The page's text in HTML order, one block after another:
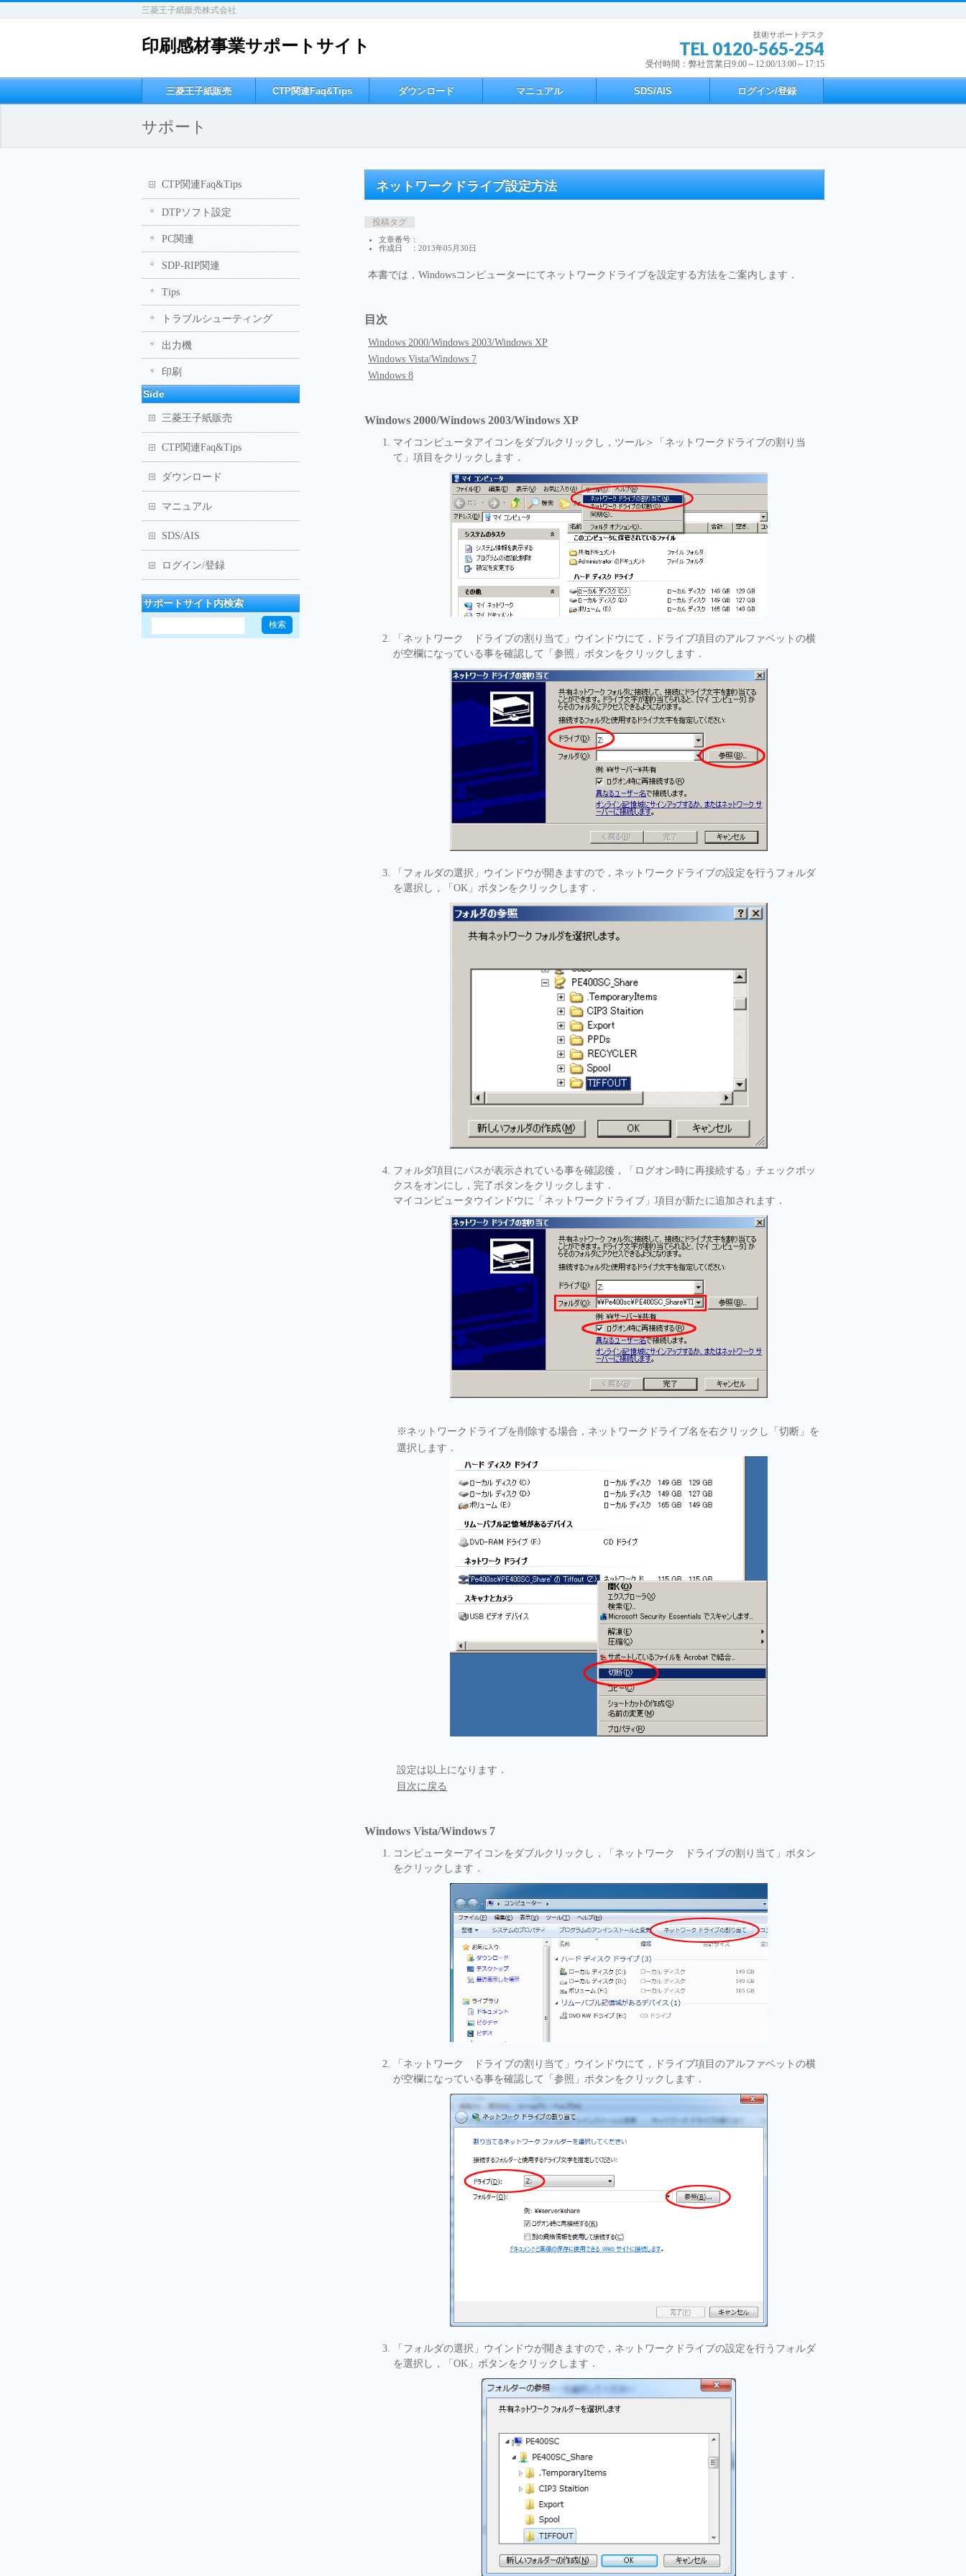
三菱王子紙販売株式会社
印刷感材事業サポートサイト
技術サポートデスク
TEL 0120-565-254
受付時間：弊社営業日9:00～12:00/13:00～17:15
三菱王子紙販売 CTP関連Faq&Tips ダウンロード マニュアル SDS/AIS ログイン/登録
サポート
ネットワークドライブ設定方法
投稿タグ
文章番号：
作成日 ：2013年05月30日
本書では，Windowsコンピューターにてネットワークドライブを設定する方法をご案内します．
目次
Windows 2000/Windows 2003/Windows XP
Windows Vista/Windows 7
Windows 8
Windows 2000/Windows 2003/Windows XP
マイコンピュータアイコンをダブルクリックし，ツール＞「ネットワークドライブの割り当
て」項目をクリックします．
「ネットワーク ドライブの割り当て」ウインドウにて，ドライブ項目のアルファベットの横
が空欄になっている事を確認して「参照」ボタンをクリックします．
「フォルダの選択」ウインドウが開きますので，ネットワークドライブの設定を行うフォルダ
を選択し，「OK」ボタンをクリックします．
フォルダ項目にパスが表示されている事を確認後，「ログオン時に再接続する」チェックボッ
クスをオンにし，完了ボタンをクリックします．
マイコンピュータウインドウに「ネットワークドライブ」項目が新たに追加されます．
※ネットワークドライブを削除する場合，ネットワークドライブ名を右クリックし「切断」を
選択します．
設定は以上になります．
目次に戻る
Windows Vista/Windows 7
コンピューターアイコンをダブルクリックし，「ネットワーク ドライブの割り当て」ボタン
をクリックします．
「ネットワーク ドライブの割り当て」ウインドウにて，ドライブ項目のアルファベットの横
が空欄になっている事を確認して「参照」ボタンをクリックします．
「フォルダの選択」ウインドウが開きますので，ネットワークドライブの設定を行うフォルダ
を選択し，「OK」ボタンをクリックします．
CTP関連Faq&Tips
DTPソフト設定
PC関連
SDP-RIP関連
Tips
トラブルシューティング
出力機
印刷
Side
三菱王子紙販売
CTP関連Faq&Tips
ダウンロード
マニュアル
SDS/AIS
ログイン/登録
サポートサイト内検索